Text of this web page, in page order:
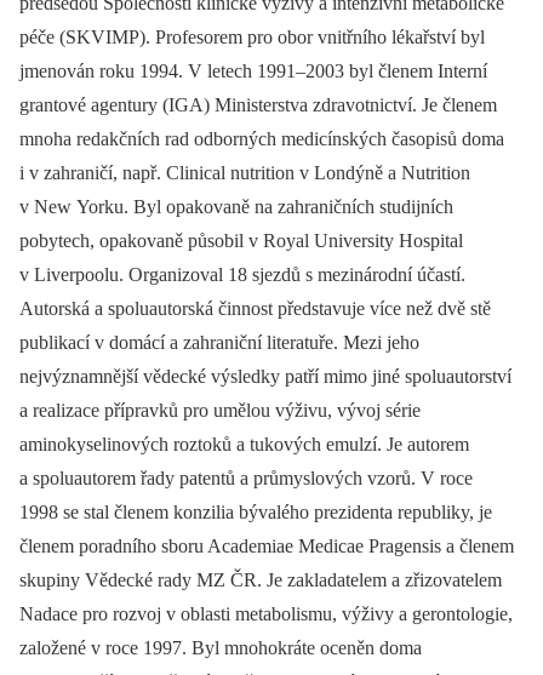
péče (SKVIMP). Profesorem pro obor vnitřního lékařství byl
jmenován roku 1994. V letech 1991–2003 byl členem Interní
grantové agentury (IGA) Ministerstva zdravotnictví. Je členem
mnoha redakčních rad odborných medicínských časopisů doma
i v zahraničí, např. Clinical nutrition v Londýně a Nutrition
v New Yorku. Byl opakovaně na zahraničních studijních
pobytech, opakovaně působil v Royal University Hospital
v Liverpoolu. Organizoval 18 sjezdů s mezinárodní účastí.
Autorská a spoluautorská činnost představuje více než dvě stě
publikací v domácí a zahraniční literatuře. Mezi jeho
nejvýznamnější vědecké výsledky patří mimo jiné spoluautorství
a realizace přípravků pro umělou výživu, vývoj série
aminokyselinových roztoků a tukových emulzí. Je autorem
a spoluautorem řady patentů a průmyslových vzorů. V roce
1998 se stal členem konzilia bývalého prezidenta republiky, je
členem poradního sboru Academiae Medicae Pragensis a členem
skupiny Vědecké rady MZ ČR. Je zakladatelem a zřizovatelem
Nadace pro rozvoj v oblasti metabolismu, výživy a gerontologie,
založené v roce 1997. Byl mnohokráte oceněn doma